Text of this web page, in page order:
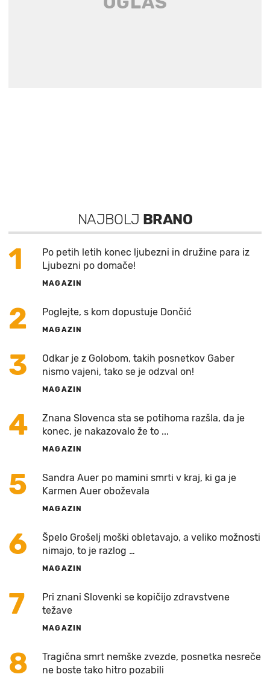
NAJBOLJ BRANO
1
Po petih letih konec ljubezni in družine para iz
Ljubezni po domače!
MAGAZIN
2 Poglejte, s kom dopustuje Dončić
MAGAZIN
3
Odkar je z Golobom, takih posnetkov Gaber
nismo vajeni, tako se je odzval on!
MAGAZIN
4
Znana Slovenca sta se potihoma razšla, da je
konec, je nakazovalo že to ...
MAGAZIN
5
Sandra Auer po mamini smrti v kraj, ki ga je
Karmen Auer oboževala
MAGAZIN
6
Špelo Grošelj moški obletavajo, a veliko možnosti
nimajo, to je razlog …
MAGAZIN
7
Pri znani Slovenki se kopičijo zdravstvene
težave
MAGAZIN
8
Tragična smrt nemške zvezde, posnetka nesreče
ne boste tako hitro pozabili